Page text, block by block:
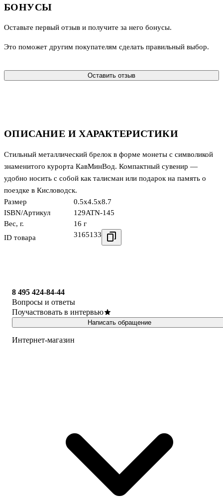
ОПИСАНИЕ И ХАРАКТЕРИСТИКИ
Стильный металлический брелок в форме монеты с символикой
знаменитого курорта КавМинВод. Компактный сувенир —
удобно носить с собой как талисман или подарок на память о
поездке в Кисловодск.
Размер
0.5x4.5x8.7
ISBN/Артикул
129ATN-145
Вес, г.
16 г
ID товара
3165133
БОНУСЫ
Оставьте первый отзыв и получите за него бонусы.
Это поможет другим покупателям сделать правильный выбор.
Оставить отзыв
8 495 424-84-44
Вопросы и ответы
Поучаствовать в интервью
Написать обращение
Интернет-магазин